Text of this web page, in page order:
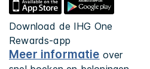
Download de IHG One
Rewards-app
Meer informatie over